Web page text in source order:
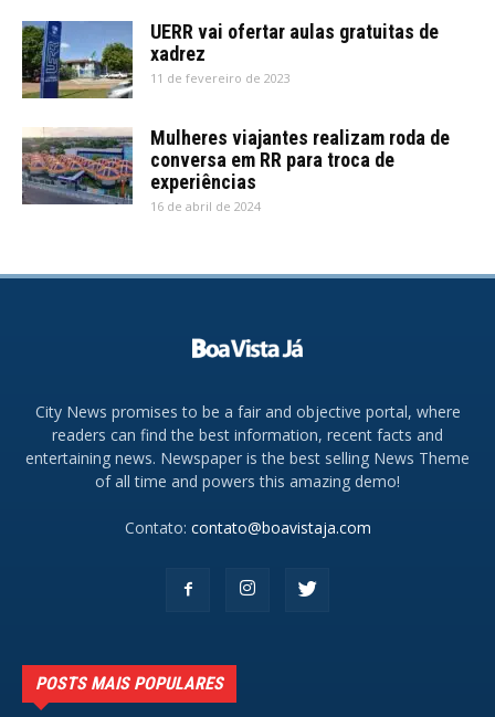
UERR vai ofertar aulas gratuitas de
xadrez
11 de fevereiro de 2023
Mulheres viajantes realizam roda de
conversa em RR para troca de
experiências
16 de abril de 2024
City News promises to be a fair and objective portal, where
readers can find the best information, recent facts and
entertaining news. Newspaper is the best selling News Theme
of all time and powers this amazing demo!
Contato: contato@boavistaja.com
POSTS MAIS POPULARES